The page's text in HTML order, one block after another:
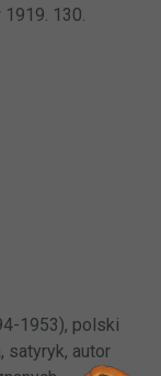
130.
1953), polski
satyryk, autor